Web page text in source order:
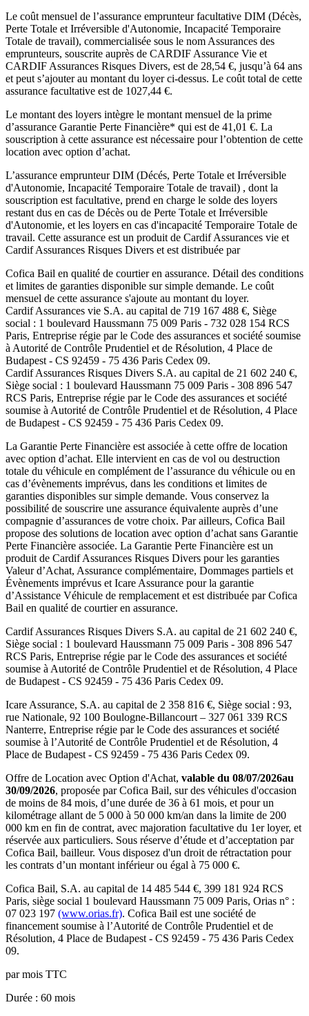
Le coût mensuel de l’assurance emprunteur facultative DIM (Décès,
Perte Totale et Irréversible d'Autonomie, Incapacité Temporaire
Totale de travail), commercialisée sous le nom Assurances des
emprunteurs, souscrite auprès de CARDIF Assurance Vie et
CARDIF Assurances Risques Divers, est de 28,54 €, jusqu’à 64 ans
et peut s’ajouter au montant du loyer ci-dessus. Le coût total de cette
assurance facultative est de 1027,44 €.
Le montant des loyers intègre le montant mensuel de la prime
d’assurance Garantie Perte Financière* qui est de 41,01 €. La
souscription à cette assurance est nécessaire pour l’obtention de cette
location avec option d’achat.
L’assurance emprunteurDIM (Décés, Perte Totale et Irréversible
d'Autonomie, Incapacité Temporaire Totale de travail) , dont la
souscription est facultative, prend en charge le solde des loyers
restant dus en cas de Décès ou de Perte Totale et Irréversible
d'Autonomie, et les loyers en cas d'incapacité Temporaire Totale de
travail. Cette assurance est un produit de Cardif Assurances vie et
Cardif Assurances Risques Divers et est distribuée par
Cofica Bail en qualité de courtier en assurance. Détail des conditions
et limites de garanties disponible sur simple demande. Le coût
mensuel de cette assurance s'ajoute au montant du loyer.
Cardif Assurances vie S.A. au capital de 719 167 488 €, Siège
social : 1 boulevard Haussmann 75 009 Paris - 732 028 154 RCS
Paris, Entreprise régie par le Code des assurances et société soumise
à Autorité de Contrôle Prudentiel et de Résolution, 4 Place de
Budapest - CS 92459 - 75 436 Paris Cedex 09.
Cardif Assurances Risques Divers S.A. au capital de 21 602 240 €,
Siège social : 1 boulevard Haussmann 75 009 Paris - 308 896 547
RCS Paris, Entreprise régie par le Code des assurances et société
soumise à Autorité de Contrôle Prudentiel et de Résolution, 4 Place
de Budapest - CS 92459 - 75 436 Paris Cedex 09.
La Garantie Perte Financière est associée à cette offre de location
avec option d’achat. Elle intervient en cas de vol ou destruction
totale du véhicule en complément de l’assurance du véhicule ou en
cas d’évènements imprévus, dans les conditions et limites de
garanties disponibles sur simple demande. Vous conservez la
possibilité de souscrire une assurance équivalente auprès d’une
compagnie d’assurances de votre choix. Par ailleurs, Cofica Bail
propose des solutions de location avec option d’achat sans Garantie
Perte Financière associée. La Garantie Perte Financière est un
produit de Cardif Assurances Risques Divers pour les garanties
Valeur d’Achat, Assurance complémentaire, Dommages partiels et
Évènements imprévus et Icare Assurance pour la garantie
d’Assistance Véhicule de remplacement et est distribuée parCofica
Bail en qualité de courtier en assurance.
Cardif Assurances Risques Divers S.A. au capital de 21 602 240 €,
Siège social : 1 boulevard Haussmann 75 009 Paris - 308 896 547
RCS Paris, Entreprise régie par le Code des assurances et société
soumise à Autorité de Contrôle Prudentiel et de Résolution, 4 Place
de Budapest - CS 92459 - 75 436 Paris Cedex 09.
Icare Assurance, S.A. au capital de 2 358 816 €, Siège social : 93,
rue Nationale, 92 100 Boulogne-Billancourt – 327 061 339 RCS
Nanterre, Entreprise régie par le Code des assurances et société
soumise à l’Autorité de Contrôle Prudentiel et de Résolution, 4
Place de Budapest - CS 92459 - 75 436 Paris Cedex 09.
Offre de Location avec Option d'Achat, valable du 08/07/2026au
30/09/2026, proposée parCofica Bail, sur des véhicules d'occasion
de moins de 84 mois, d’une durée de 36 à 61 mois, et pour un
kilométrage allant de 5 000 à 50 000 km/an dans la limite de 200
000 km en fin de contrat, avec majoration facultative du 1er loyer, et
réservée aux particuliers. Sous réserve d’étude et d’acceptation par
Cofica Bail, bailleur. Vous disposez d'un droit de rétractation pour
les contrats d’un montant inférieur ou égal à 75 000 €.
Cofica Bail, S.A. au capital de 14 485 544 €, 399 181 924 RCS
Paris, siège social 1 boulevard Haussmann 75 009 Paris, Orias n° :
07 023 197 (www.orias.fr). Cofica Bail est une société de
financement soumise à l’Autorité de Contrôle Prudentiel et de
Résolution, 4 Place de Budapest - CS 92459 - 75 436 Paris Cedex
09.
par mois TTC
Durée : 60 mois